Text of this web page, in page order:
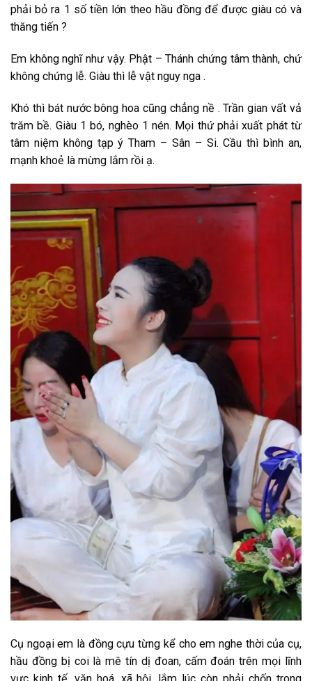
phải bỏ ra 1 số tiền lớn theo hầu đồng để được giàu có và
thăng tiến ?
Em không nghĩ như vậy. Phật – Thánh chứng tâm thành, chứ
không chứng lễ. Giàu thì lễ vật nguy nga .
Khó thì bát nước bông hoa cũng chẳng nề . Trần gian vất vả
trăm bề. Giàu 1 bó, nghèo 1 nén. Mọi thứ phải xuất phát từ
tâm niệm không tạp ý Tham – Sân – Si. Cầu thì bình an,
mạnh khoẻ là mừng lắm rồi ạ.
Cụ ngoại em là đồng cựu từng kể cho em nghe thời của cụ,
hầu đồng bị coi là mê tín dị đoan, cấm đoán trên mọi lĩnh
vực kinh tế, văn hoá, xã hội…lắm lúc còn phải chốn trong